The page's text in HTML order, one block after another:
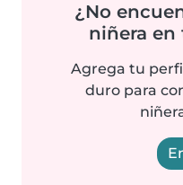
¿No
niñera en
Agrega tu
duro para